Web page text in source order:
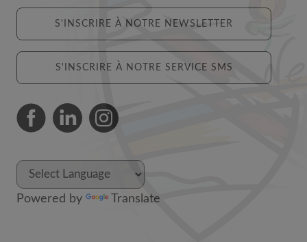
S'INSCRIRE À NOTRE NEWSLETTER
S'INSCRIRE À NOTRE SERVICE SMS
Powered by Translate